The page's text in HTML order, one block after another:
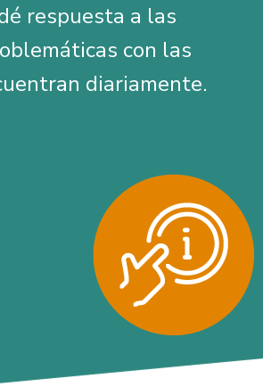
respuesta a las
con las
diariamente.